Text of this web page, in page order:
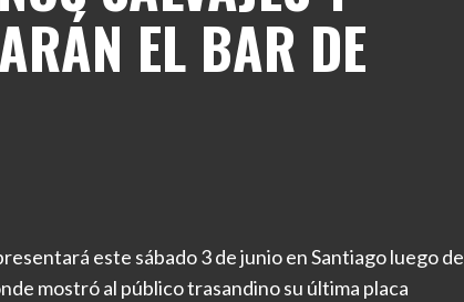
EL BAR DE
este sábado 3 de junio en Santiago luego de
mostró al público trasandino su última placa